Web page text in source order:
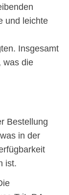
und leichte
Insgesamt
was die
Bestellung
in der
ist.